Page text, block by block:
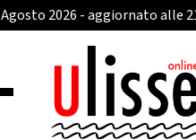
2026 - aggiornato alle